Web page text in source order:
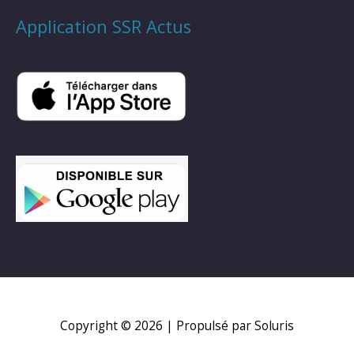
Application SSR Actus
Copyright © 2026 | Propulsé par Soluris